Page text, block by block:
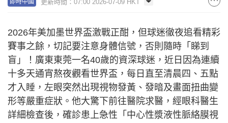
即時中國 更新時間：07:00 2026-07-09 HKT
2026年美加墨世界盃激戰正酣，但球迷徹夜追看精彩
賽事之餘，切記要注意身體信號，否則隨時「睇到
盲」！廣東東莞一名40歲的資深球迷，近日因為連續
十多天通宵熬夜觀看世界盃，每日直至清晨四、五點
才入睡，左眼突然出現視物發黃、發暗及畫面扭曲變
形等嚴重症狀。他大驚下前往醫院求醫，經眼科醫生
詳細檢查後，確診患上急性「中心性漿液性脈絡膜視